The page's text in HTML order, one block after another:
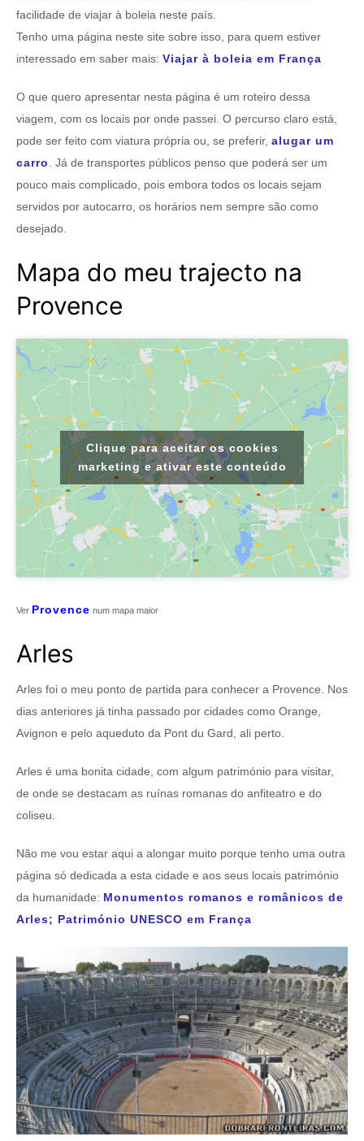
facilidade de viajar à boleia neste país.
Tenho uma página neste site sobre isso, para quem estiver
interessado em saber mais: Viajar à boleia em França
O que quero apresentar nesta página é um roteiro dessa
viagem, com os locais por onde passei. O percurso claro está,
pode ser feito com viatura própria ou, se preferir, alugar um
carro
. Já de transportes públicos penso que poderá ser um
pouco mais complicado, pois embora todos os locais sejam
servidos por autocarro, os horários nem sempre são como
desejado.
Mapa do meu trajecto na
Provence
Clique para aceitar os cookies
marketing e ativar este conteúdo
Ver Provence num mapa maior
Arles
Arles foi o meu ponto de partida para conhecer a Provence. Nos
dias anteriores já tinha passado por cidades como Orange,
Avignon e pelo aqueduto da Pont du Gard, ali perto.
Arles é uma bonita cidade, com algum património para visitar,
de onde se destacam as ruínas romanas do anfiteatro e do
coliseu.
Não me vou estar aqui a alongar muito porque tenho uma outra
página só dedicada a esta cidade e aos seus locais património
da humanidade: Monumentos romanos e românicos de
Arles; Património UNESCO em França